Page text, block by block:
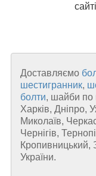
сайті
Доставляємо
шестигранник,
болти, шайби по
Харків, Дніпро,
Миколаїв,
Чернігів,
Кропивницький,
України.